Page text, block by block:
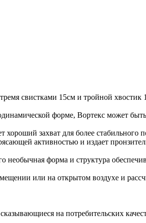
свистками 15см и тройной хвостик
форме, Вортекс может быть
захват для более стабильного
активностью и издает
форма и структура
или на открытом воздухе и
на потребительских